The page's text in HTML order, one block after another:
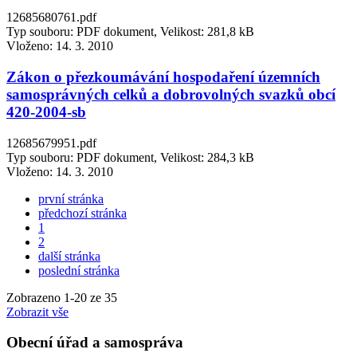
12685680761.pdf
Typ souboru: PDF dokument, Velikost: 281,8 kB
Vloženo: 14. 3. 2010
Zákon o přezkoumávání hospodaření územních
samosprávných celků a dobrovolných svazků obcí
420-2004-sb
12685679951.pdf
Typ souboru: PDF dokument, Velikost: 284,3 kB
Vloženo: 14. 3. 2010
první stránka
předchozí stránka
1
2
další stránka
poslední stránka
Zobrazeno 1-20 ze 35
Zobrazit vše
Obecní úřad a samospráva